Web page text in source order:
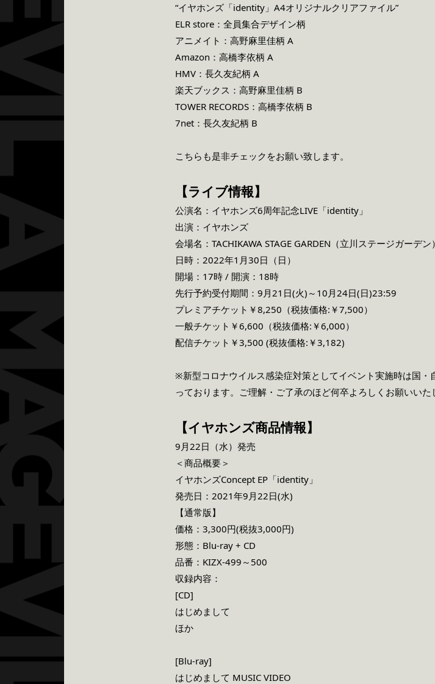
“イヤホンズ「identity」A4オリジナルクリアファイル”
ELR store：全員集合デザイン柄
アニメイト：高野麻里佳柄 A
Amazon：高橋李依柄 A
HMV：長久友紀柄 A
楽天ブックス：高野麻里佳柄 B
TOWER RECORDS：高橋李依柄 B
7net：長久友紀柄 B
こちらも是非チェックをお願い致します。
【ライブ情報】
公演名：イヤホンズ6周年記念LIVE「identity」
出演：イヤホンズ
会場名：TACHIKAWA STAGE GARDEN（立川ステージガーデン）
日時：2022年1月30日（日）
開場：17時 / 開演：18時
先行予約受付期間：9月21日(火)～10月24日(日)23:59
プレミアチケット￥8,250（税抜価格:￥7,500）
一般チケット￥6,600（税抜価格:￥6,000）
配信チケット￥3,500 (税抜価格:￥3,182)
※新型コロナウイルス感染症対策としてイベント実施時は国
っております。ご理解・ご了承のほど何卒よろしくお願いいた
【イヤホンズ商品情報】
9月22日（水）発売
＜商品概要＞
イヤホンズConcept EP「identity」
発売日：2021年9月22日(水)
【通常版】
価格：3,300円(税抜3,000円)
形態：Blu-ray + CD
品番：KIZX-499～500
収録内容：
[CD]
はじめまして
ほか
[Blu-ray]
はじめまして MUSIC VIDEO